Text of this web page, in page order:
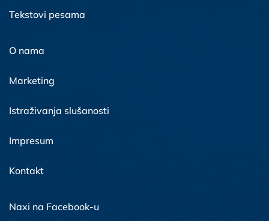
Tekstovi pesama
O nama
Marketing
Istraživanja slušanosti
Impresum
Kontakt
Naxi na Facebook-u